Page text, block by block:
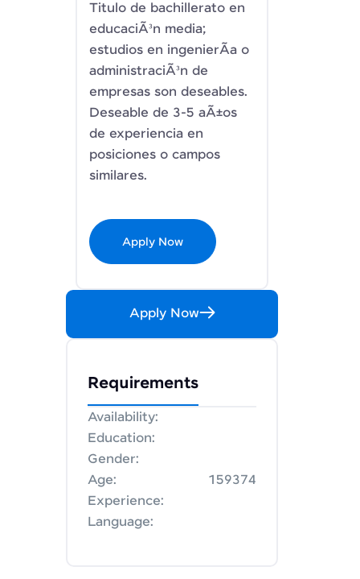
Titulo de bachillerato en
educaciÃ³n media;
estudios en ingenierÃ­a o
administraciÃ³n de
empresas son deseables.
Deseable de 3-5 aÃ±os
de experiencia en
posiciones o campos
similares.
Apply Now
Apply Now
Requirements
Availability:
Education:
Gender:
Age:
159374
Experience:
Language: